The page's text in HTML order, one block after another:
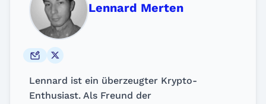
Lennard Merten
Lennard ist ein überzeugter Krypto-
Enthusiast. Als Freund der